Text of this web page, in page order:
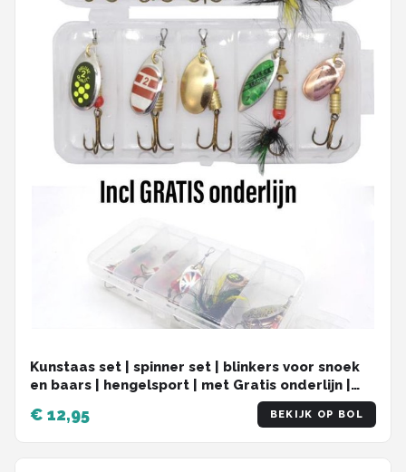
Kunstaas set | spinner set | blinkers voor snoek
en baars | hengelsport | met Gratis onderlijn |
€ 12,95 BEKIJK OP BOL